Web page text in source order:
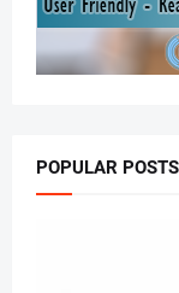
POPULAR POSTS